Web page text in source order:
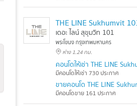
THE LINE Sukhumvit
เดอะ ไลน์ สุขุมวิท 101
พระโขนง กรุงเทพมหานคร
ห่าง 1.24 กม.
คอนโดให้เช่า THE LINE
มีคอนโดให้เช่า 730 ประกาศ
ขายคอนโด THE LINE
มีคอนโดขาย 161 ประกาศ